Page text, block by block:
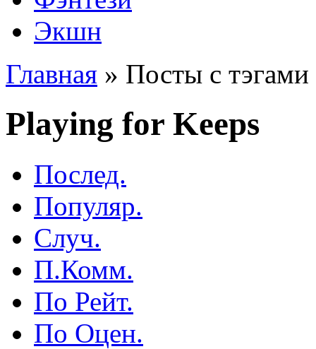
Экшн
Главная » Посты с
Playing for Keeps
Послед.
Популяр.
Случ.
П.Комм.
По Рейт.
По Оцен.